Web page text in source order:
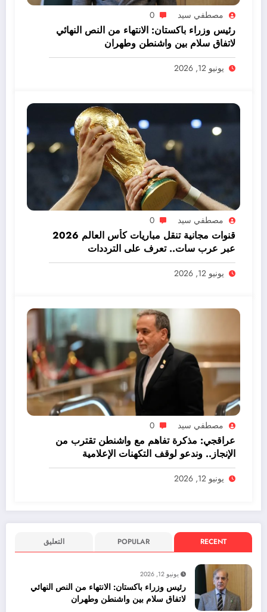
مصطفي سيد 0
رئيس وزراء باكستان: الانتهاء من النص النهائي
لاتفاق سلام بين واشنطن وطهران
يونيو 12, 2026
مصطفي سيد 0
قنوات مجانية تنقل مباريات كأس العالم 2026
عبر عرب سات.. تعرف على الترددات
يونيو 12, 2026
مصطفي سيد 0
عراقجي: مذكرة تفاهم مع واشنطن تقترب من
الإنجاز.. وندعو لوقف التكهنات الإعلامية
يونيو 12, 2026
RECENT
POPULAR التعليق
يونيو 12, 2026
رئيس وزراء باكستان: الانتهاء من النص النهائي
لاتفاق سلام بين واشنطن وطهران